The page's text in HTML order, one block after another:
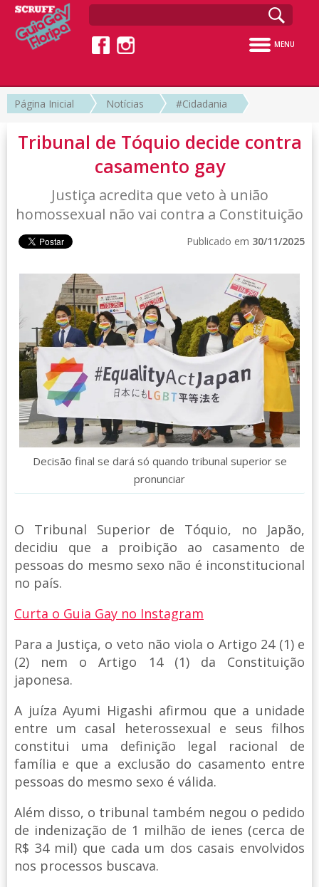
MENU
Página Inicial Notícias #Cidadania
Tribunal de Tóquio decide contra
casamento gay
Justiça acredita que veto à união
homossexual não vai contra a Constituição
Publicado em 30/11/2025
Decisão final se dará só quando tribunal superior se
pronunciar
O Tribunal Superior de Tóquio, no Japão,
decidiu que a proibição ao casamento de
pessoas do mesmo sexo não é inconstitucional
no país.
Curta o Guia Gay no Instagram
Para a Justiça, o veto não viola o Artigo 24 (1) e
(2) nem o Artigo 14 (1) da Constituição
japonesa.
A juíza Ayumi Higashi afirmou que a unidade
entre um casal heterossexual e seus filhos
constitui uma definição legal racional de
família e que a exclusão do casamento entre
pessoas do mesmo sexo é válida.
Além disso, o tribunal também negou o pedido
de indenização de 1 milhão de ienes (cerca de
R$ 34 mil) que cada um dos casais envolvidos
nos processos buscava.